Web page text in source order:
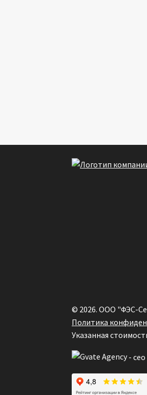
© 2026. ООО "ФЭС-
Политика
Указанная
-